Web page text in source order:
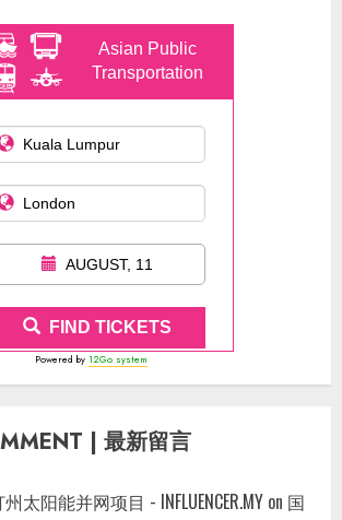
Asian Public
Transportation
AUGUST, 11
FIND TICKETS
Powered by 12Go system
| 最新留言
太阳能并网项目 - INFLUENCER.MY on 国